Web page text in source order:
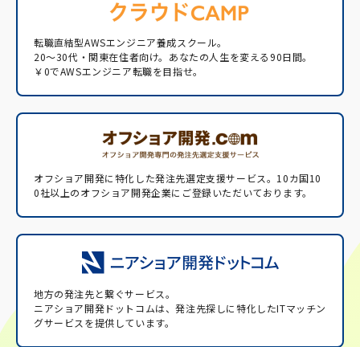
転職直結型AWSエンジニア養成スクール。
20〜30代・関東在住者向け。あなたの人生を変える90日間。
￥0でAWSエンジニア転職を目指せ。
オフショア開発に特化した発注先選定支援サービス。 10カ国10
0社以上のオフショア開発企業にご登録いただいております。
地方の発注先と繋ぐサービス。
ニアショア開発ドットコムは、発注先探しに特化したITマッチン
グサービスを提供しています。